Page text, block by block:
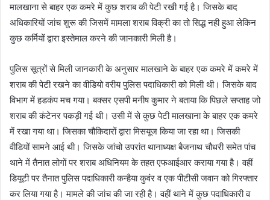
मालखाना से बाहर एक कमरे में कुछ शराब की पेटी रखी गई है। जिसके बाद
अधिकारियों जांच शुरू की जिसमें मामला शराब विक्री का तो सिद्ध नही हुआ लेकिन
कुछ कर्मियों द्वारा इस्तेमाल करने की जानकारी मिली है।
पुलिस सूत्रों से मिली जानकारी के अनुसार मालखाने के बाहर एक कमरे में कमरे में
शराब की पेटी रखने का वीडियो वरीय पुलिस पदाधिकारी को मिली थी। जिसके बाद
विभाग में हडकंप मच गया। बक्सर एसपी मनीष कुमार ने बताया कि पिछले सप्ताह जो
शराब की कंटेनर पकड़ी गई थी। उसी में से कुछ पेटी मालखाना के बाहर एक कमरे
में रखा गया था। जिसका चौकिदारों द्वारा मिसयूज किया जा रहा था। जिसकी
वीडियों सामने आई थी। जिसके जांचो उपरांत थानाध्यक्ष बैजनाथ चौधरी समेत पांच
थाने में तैनात लोगों पर शराब अधिनियम के तहत एफआईआर कराया गया है। वहीं
डियूटी पर तैनात पुलिस पदाधिकारी कन्हैया कुवंर व एक पीटीसी जवान को गिरफ्तार
कर लिया गया है। मामले की जांच की जा रही है। वहीं थाने में कुछ पदाधिकारी व